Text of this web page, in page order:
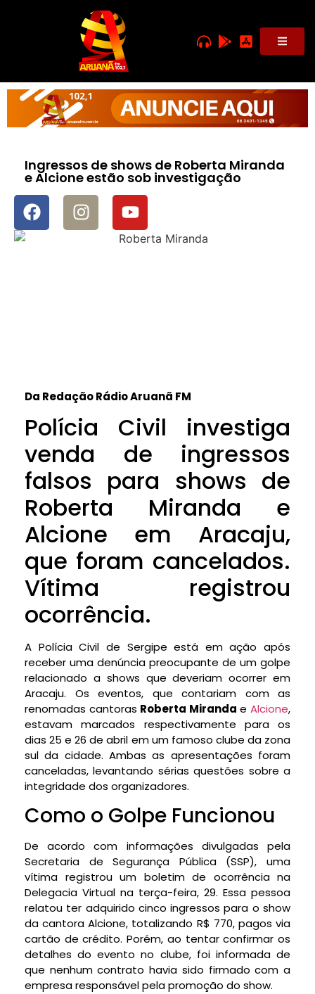
Ingressos de shows de Roberta Miranda
e Alcione estão sob investigação
Da Redação Rádio Aruanã FM
Polícia Civil investiga
venda de ingressos
falsos para shows de
Roberta Miranda e
Alcione em Aracaju,
que foram cancelados.
Vítima registrou
ocorrência.
A Polícia Civil de Sergipe está em ação após
receber uma denúncia preocupante de um golpe
relacionado a shows que deveriam ocorrer em
Aracaju. Os eventos, que contariam com as
renomadas cantoras Roberta Miranda eAlcione,
estavam marcados respectivamente para os
dias 25 e 26 de abril em um famoso clube da zona
sul da cidade. Ambas as apresentações foram
canceladas, levantando sérias questões sobre a
integridade dos organizadores.
Como o Golpe Funcionou
De acordo com informações divulgadas pela
Secretaria de Segurança Pública (SSP), uma
vítima registrou um boletim de ocorrência na
Delegacia Virtual na terça-feira, 29. Essa pessoa
relatou ter adquirido cinco ingressos para o show
da cantora Alcione, totalizando R$ 770, pagos via
cartão de crédito. Porém, ao tentar confirmar os
detalhes do evento no clube, foi informada de
que nenhum contrato havia sido firmado com a
empresa responsável pela promoção do show.